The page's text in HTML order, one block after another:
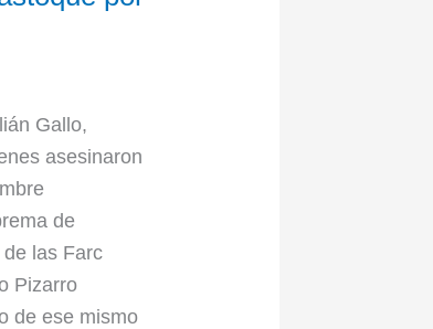
Gallo,
asesinaron
de
las Farc
Pizarro
de ese mismo